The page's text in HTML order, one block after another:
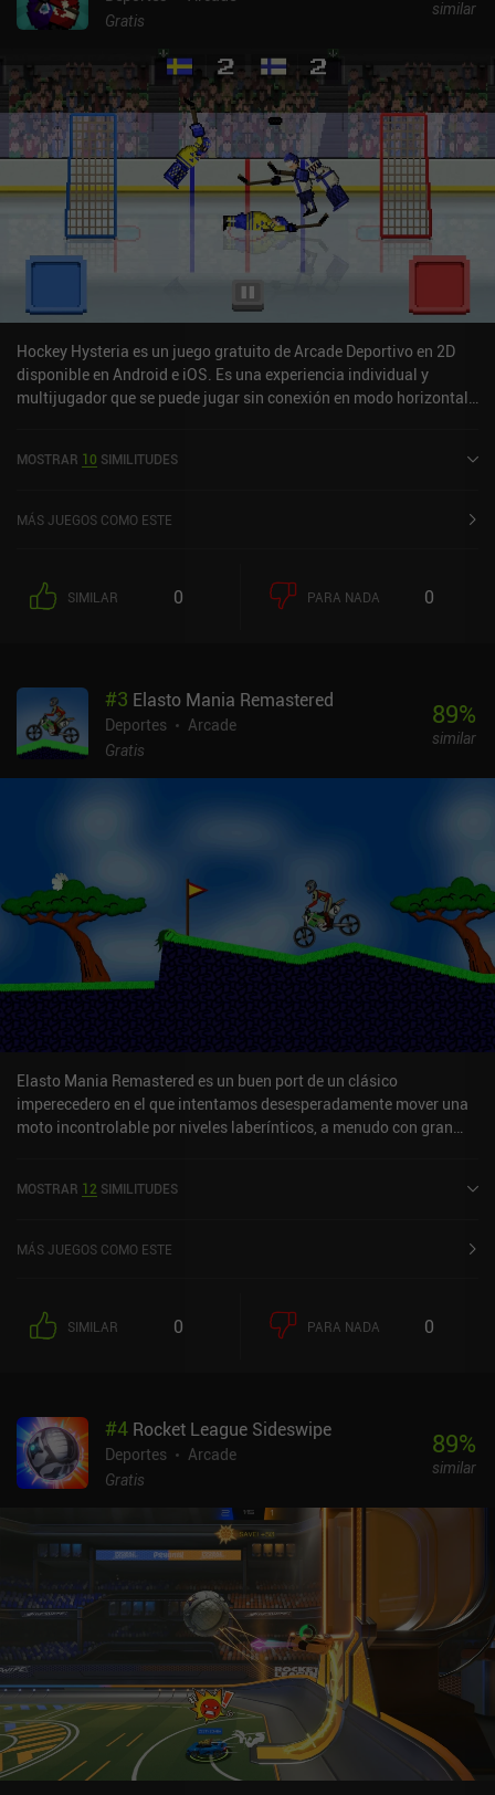
Gratis
similar
Hockey Hysteria es un juego gratuito de Arcade Deportivo en 2D
disponible en Android e iOS. Es una experiencia individual y
multijugador que se puede jugar sin conexión en modo horizontal.
en la App Store de iOS.
MOSTRAR 10 SIMILITUDES
MÁS JUEGOS COMO ESTE
SIMILAR 0 PARA NADA 0
#3 Elasto Mania Remastered
Deportes
Arcade
Gratis
89%
similar
Elasto Mania Remastered es un buen port de un clásico
imperecedero en el que intentamos desesperadamente mover una
moto incontrolable por niveles laberínticos, a menudo con gran
una flor blanca al final. Para lograrlo, disponemos de botones
inclinarnos hacia delante y hacia atrás para adaptarnos a los
que significa que nuestro personaje se inclina hacia atrás cuando
aceleramos y hacia delante cuando frenamos. Esto hace que el
de obstáculos diversos, y cualquier movimiento impreciso nos
lleva rápidamente a tener que reiniciar. Así que nos vemos
obligados a movernos a un ritmo lento y meticuloso y a ejecutar
apenas deja margen para la improvisación, pero el juego sigue
siendo divertido, aunque no muy rápido. El juego cuenta con un
montón de niveles hardcore que debemos intentar completar lo
más rápido posible para clasificarnos en las tablas de
clasificación globales. También podemos participar en partidas
online contra el fantasma de un oponente aleatorio. Pero competir
con los mejores jugadores requiere mucha dedicación y práctica.
Elasto Mania Remastered se monetiza mediante anuncios
ocasionales que pueden eliminarse mediante un iAP de 4,99 $. El
juego ofrece la misma experiencia que la gente disfrutó en su día,
así que si quieres un juego de motos clásico, dale una
oportunidad.
MOSTRAR 12 SIMILITUDES
MÁS JUEGOS COMO ESTE
SIMILAR 0 PARA NADA 0
#4 Rocket League Sideswipe
Deportes
Arcade
Gratis
89%
similar